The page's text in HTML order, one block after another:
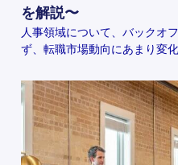
を解説〜
人事領域について、バックオ
ず、転職市場動向にあまり変